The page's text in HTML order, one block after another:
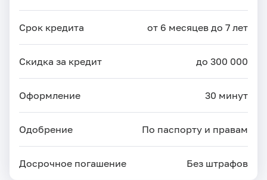
Срок кредита от 6 месяцев до 7 лет
Скидка за кредит до 300 000
Оформление 30 минут
Одобрение По паспорту и правам
Досрочное погашение Без штрафов